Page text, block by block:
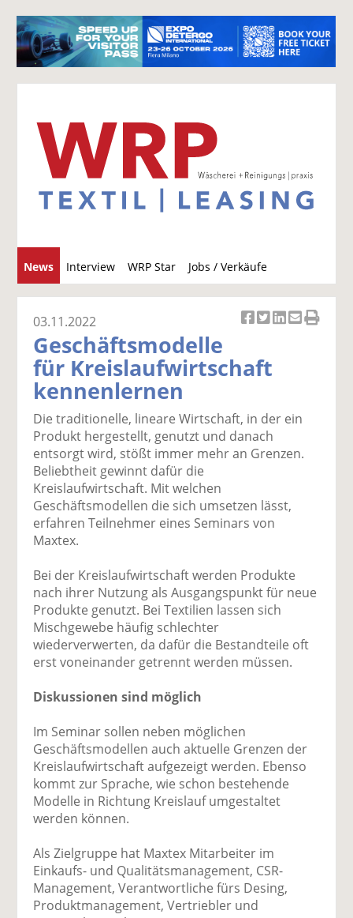
News Interview WRP Star Jobs / Verkäufe
u
c
k
uf
F
ac
o
o
il
e
n
k
wi
tt
er
uf
Li
n
di
n
e
n
er
m
v
d
e
03.11.2022
Geschäftsmodelle
für Kreislaufwirtschaft
kennenlernen
Die traditionelle, lineare Wirtschaft, in der ein
Produkt hergestellt, genutzt und danach
entsorgt wird, stößt immer mehr an Grenzen.
Beliebtheit gewinnt dafür die
Kreislaufwirtschaft. Mit welchen
Geschäftsmodellen die sich umsetzen lässt,
erfahren Teilnehmer eines Seminars von
Maxtex.
Bei der Kreislaufwirtschaft werden Produkte
nach ihrer Nutzung als Ausgangspunkt für neue
Produkte genutzt. Bei Textilien lassen sich
Mischgewebe häufig schlechter
wiederverwerten, da dafür die Bestandteile oft
erst voneinander getrennt werden müssen.
Diskussionen sind möglich
Im Seminar sollen neben möglichen
Geschäftsmodellen auch aktuelle Grenzen der
Kreislaufwirtschaft aufgezeigt werden. Ebenso
kommt zur Sprache, wie schon bestehende
Modelle in Richtung Kreislauf umgestaltet
werden können.
Als Zielgruppe hat Maxtex Mitarbeiter im
Einkaufs- und Qualitätsmanagement, CSR-
Management, Verantwortliche fürs Desing,
Produktmanagement, Vertriebler und